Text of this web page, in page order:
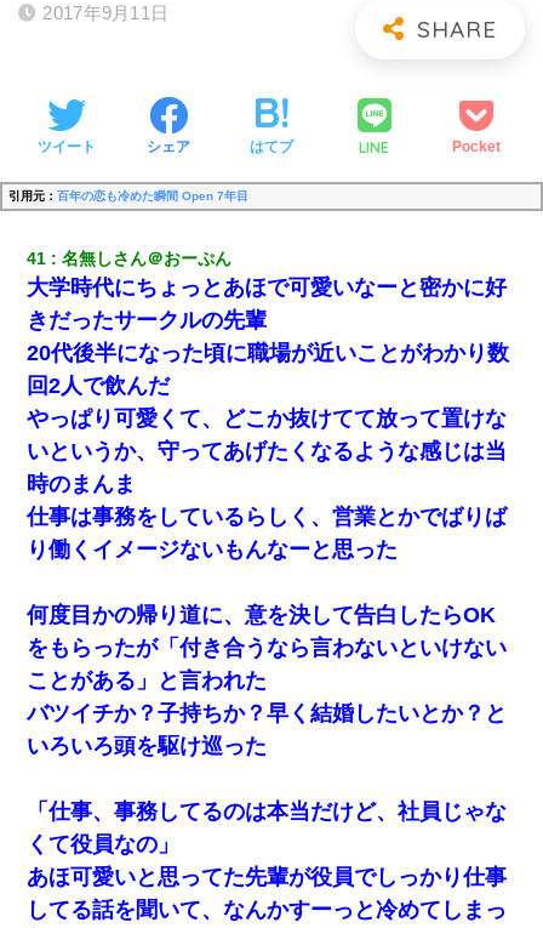
2017年9月11日
ツイート シェア はてブ LINE Pocket
引用元： 百年の恋も冷めた瞬間 Open 7年目
41 名無しさん＠おーぷん
大学時代にちょっとあほで可愛いなーと密かに好
きだったサークルの先輩
20代後半になった頃に職場が近いことがわかり数
回2人で飲んだ
やっぱり可愛くて、どこか抜けてて放って置けな
いというか、守ってあげたくなるような感じは当
時のまんま
仕事は事務をしているらしく、営業とかでばりば
り働くイメージないもんなーと思った
何度目かの帰り道に、意を決して告白したらOK
をもらったが「付き合うなら言わないといけない
ことがある」と言われた
バツイチか？子持ちか？早く結婚したいとか？と
いろいろ頭を駆け巡った
「仕事、事務してるのは本当だけど、社員じゃな
くて役員なの」
あほ可愛いと思ってた先輩が役員でしっかり仕事
してる話を聞いて、なんかすーっと冷めてしまっ